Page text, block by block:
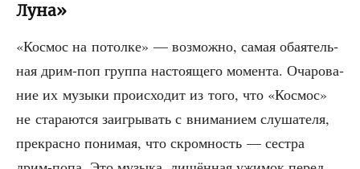
Луна»
«Кос­мос на потол­ке» — воз­мож­но, самая оба­я­тель­
ная дрим-поп груп­па насто­я­ще­го момен­та. Оча­ро­ва­
ние их музы­ки про­ис­хо­дит из того, что «Кос­мос»
не ста­ра­ют­ся заиг­ры­вать с вни­ма­ни­ем слу­ша­те­ля,
пре­крас­но пони­мая, что скром­ность — сест­ра